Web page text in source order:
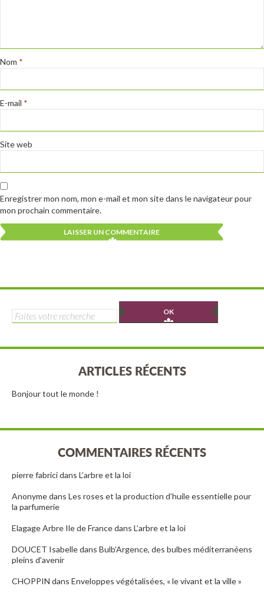
Nom *
E-mail *
Site web
Enregistrer mon nom, mon e-mail et mon site dans le navigateur pour
mon prochain commentaire.
Rechercher :
ARTICLES RÉCENTS
Bonjour tout le monde !
COMMENTAIRES RÉCENTS
pierre fabricidans L’arbre et la loi
Anonymedans Les roses et la production d’huile essentielle pour
la parfumerie
Elagage Arbre Ile de Francedans L’arbre et la loi
DOUCET Isabelledans Bulb'Argence, des bulbes méditerranéens
pleins d'avenir
CHOPPIN dans Enveloppes végétalisées, « le vivant et la ville »